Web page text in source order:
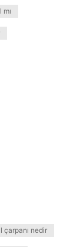
mı
çarpanı nedir